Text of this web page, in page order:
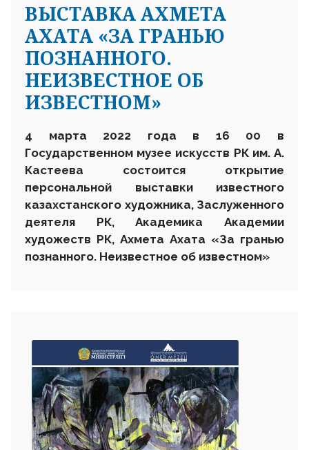
ВЫСТАВКА АХМЕТА
АХАТА «ЗА ГРАНЬЮ
ПОЗНАННОГО.
НЕИЗВЕСТНОЕ ОБ
ИЗВЕСТНОМ»
4 марта 2022 года в 16 00 в
Государственном музее искусств РК им. А.
Кастеева состоится открытие
персональной выставки известного
казахстанского художника, Заслуженного
деятеля РК, Академика Академии
художеств РК, Ахмета Ахата «За гранью
познанного. Неизвестное об известном»